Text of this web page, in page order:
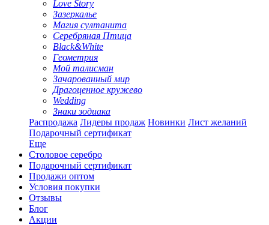
Love Story
Зазеркалье
Магия султанита
Серебряная Птица
Black&White
Геометрия
Мой талисман
Зачарованный мир
Драгоценное кружево
Wedding
Знаки зодиака
Распродажа Лидеры продаж Новинки Лист желаний
Подарочный сертификат
Еще
Столовое серебро
Подарочный сертификат
Продажи оптом
Условия покупки
Отзывы
Блог
Акции